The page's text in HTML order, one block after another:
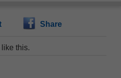
Share
like this.